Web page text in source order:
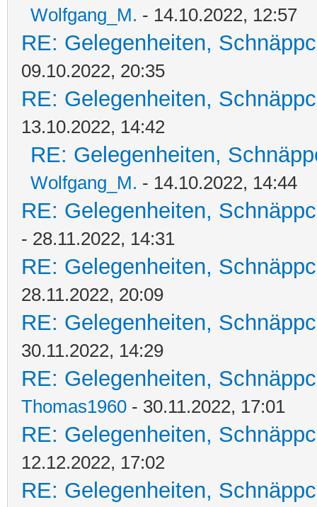
Wolfgang_M. - 14.10.2022, 12:57
RE: Gelegenheiten,
09.10.2022, 20:35
RE: Gelegenheiten,
13.10.2022, 14:42
RE: Gelegenheiten,
Wolfgang_M. - 14.10.2022, 14:44
RE: Gelegenheiten,
- 28.11.2022, 14:31
RE: Gelegenheiten,
28.11.2022, 20:09
RE: Gelegenheiten,
30.11.2022, 14:29
RE: Gelegenheiten,
Thomas1960 - 30.11.2022, 17:01
RE: Gelegenheiten,
12.12.2022, 17:02
RE: Gelegenheiten,